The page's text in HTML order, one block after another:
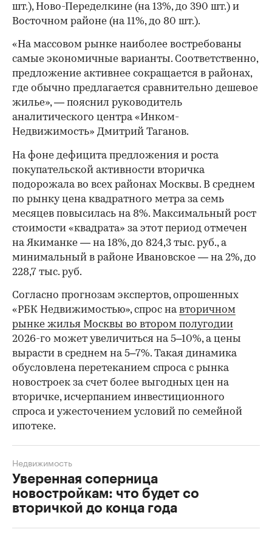
шт.), Ново-Переделкине (на 13%, до 390 шт.) и
Восточном районе (на 11%, до 80 шт.).
«На массовом рынке наиболее востребованы
самые экономичные варианты. Соответственно,
предложение активнее сокращается в районах,
где обычно предлагается сравнительно дешевое
жилье», — пояснил руководитель
аналитического центра «Инком-
Недвижимость» Дмитрий Таганов.
00:00
На фоне дефицита предложения и роста
покупательской активности вторичка
подорожала во всех районах Москвы. В среднем
по рынку цена квадратного метра за семь
месяцев повысилась на 8%. Максимальный рост
стоимости «квадрата» за этот период отмечен
на Якиманке — на 18%, до 824,3 тыс. руб., а
минимальный в районе Ивановское — на 2%, до
228,7 тыс. руб.
Согласно прогнозам экспертов, опрошенных
«РБК Недвижимостью», спрос навторичном
рынке жилья Москвы во втором полугодии
2026-го может увеличиться на 5–10%, а цены
вырасти в среднем на 5–7%. Такая динамика
обусловлена перетеканием спроса с рынка
новостроек за счет более выгодных цен на
вторичке, исчерпанием инвестиционного
спроса и ужесточением условий по семейной
ипотеке.
Уверенная соперница
новостройкам: что будет со
вторичкой до конца года
Недвижимость